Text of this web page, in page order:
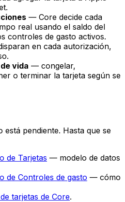
— Core decide cada
real usando el saldo del
controles de gasto activos.
en cada autorización,
vida — congelar,
o terminar la tarjeta según se
está pendiente. Hasta que se
de Tarjetas — modelo de datos
de Controles de gasto — cómo
tarjetas de Core.